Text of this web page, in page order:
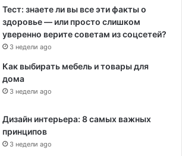
Тест: знаете ли вы все эти факты о
здоровье — или просто слишком
уверенно верите советам из соцсетей?
3 недели ago
Как выбирать мебель и товары для
дома
3 недели ago
Дизайн интерьера: 8 самых важных
принципов
3 недели ago